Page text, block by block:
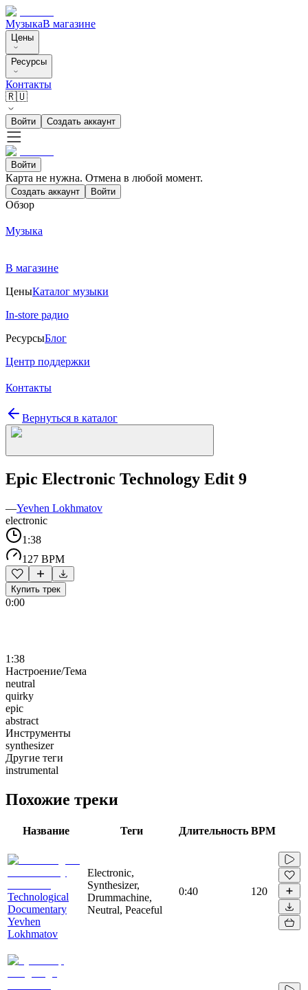
МузыкаВ магазине
Цены
Ресурсы
Контакты
🇷🇺
Войти Создать аккаунт
Войти
Карта не нужна. Отмена в любой момент.
Создать аккаунт Войти
Обзор
Музыка
В магазине
ЦеныКаталог музыки
In-store радио
РесурсыБлог
Центр поддержки
Контакты
Вернуться в каталог
Epic Electronic Technology Edit 9
—Yevhen Lokhmatov
electronic
1:38
127 BPM
Купить трек
0:00
1:38
Настроение/Тема
neutral
quirky
epic
abstract
Инструменты
synthesizer
Другие теги
instrumental
Похожие треки
Название Теги Длительность BPM
Technological
Documentary
Yevhen
Lokhmatov
Electronic,
Synthesizer,
Drummachine,
Neutral, Peaceful
0:40 120